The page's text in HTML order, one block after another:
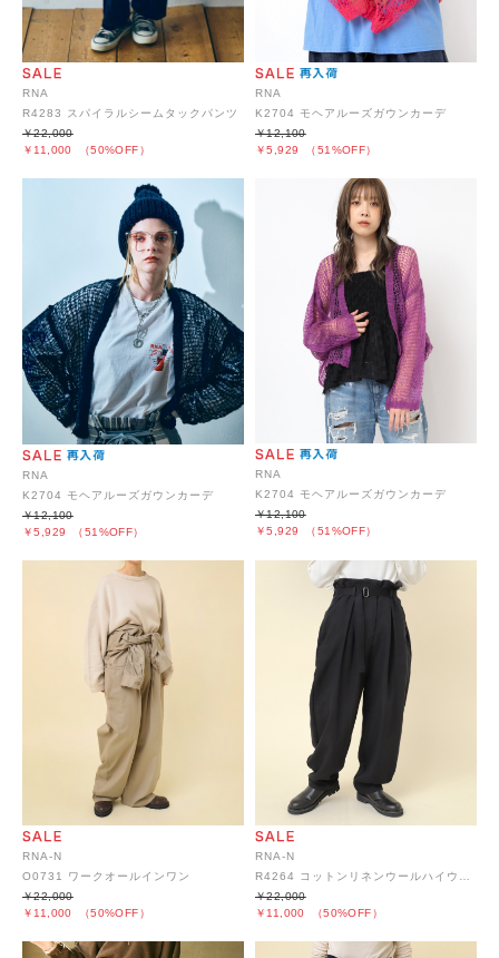
RNA
R4283 スパイラルシームタックパンツ
￥11,000 （50%OFF）
￥22,000
RNA
K2704 モヘアルーズガウンカーデ
￥5,929 （51%OFF）
￥12,100
RNA
K2704 モヘアルーズガウンカーデ
￥5,929 （51%OFF）
￥12,100
RNA
K2704 モヘアルーズガウンカーデ
￥5,929 （51%OFF）
￥12,100
RNA-N
O0731 ワークオールインワン
￥11,000 （50%OFF）
￥22,000
RNA-N
R4264 コットンリネンウールハイウエストパンツ
￥11,000 （50%OFF）
￥22,000